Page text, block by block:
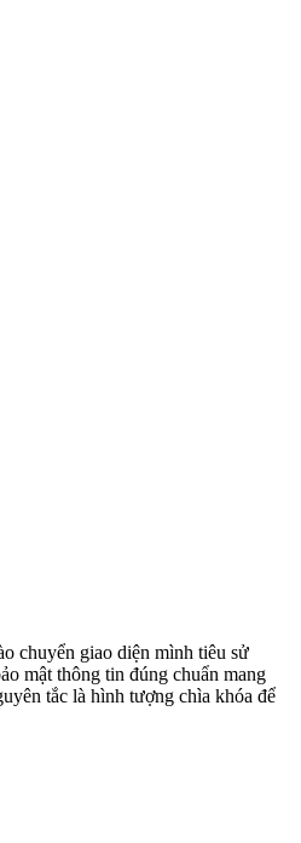
chuyển giao diện mình tiêu sử
mật thông tin đúng chuẩn mang
tắc là hình tượng chìa khóa để